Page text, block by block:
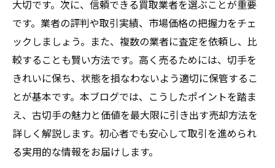
大切です。次に、信頼できる買取業者を選ぶことが重要
です。業者の評判や取引実績、市場価格の把握力をチェ
ックしましょう。また、複数の業者に査定を依頼し、比
較することも賢い方法です。高く売るためには、切手を
きれいに保ち、状態を損なわないよう適切に保管するこ
とが基本です。本ブログでは、こうしたポイントを踏ま
え、古切手の魅力と価値を最大限に引き出す売却方法を
詳しく解説します。初心者でも安心して取引を進められ
る実用的な情報をお届けします。